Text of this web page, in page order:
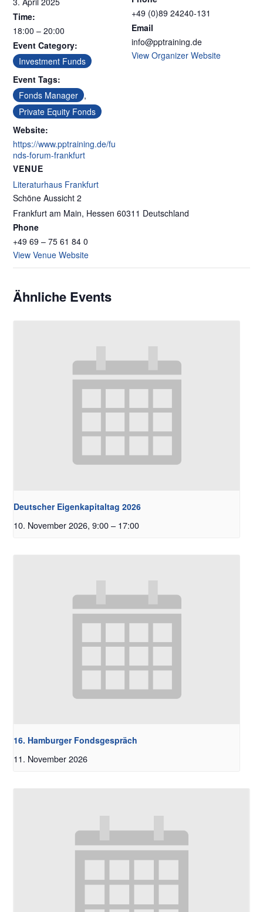
Time:
18:00 – 20:00
Event Category:
Investment Funds
Event Tags:
Fonds Manager ,
Private Equity Fonds
Website:
https://www.pptraining.de/fu
nds-forum-frankfurt
VENUE
Literaturhaus Frankfurt
Schöne Aussicht 2
Frankfurt am Main, Hessen 60311 Deutschland
Phone
+49 69 – 75 61 84 0
View Venue Website
+49 (0)89 24240-131
Email
info@pptraining.de
View Organizer Website
Ähnliche Events
Deutscher Eigenkapitaltag 2026
10. November 2026, 9:00 – 17:00
16. Hamburger Fondsgespräch
11. November 2026